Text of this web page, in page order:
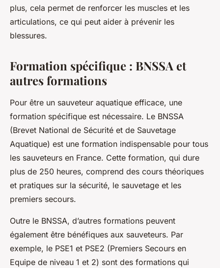
plus, cela permet de renforcer les muscles et les
articulations, ce qui peut aider à prévenir les
blessures.
Formation spécifique : BNSSA et
autres formations
Pour être un sauveteur aquatique efficace, une
formation spécifique est nécessaire. Le BNSSA
(Brevet National de Sécurité et de Sauvetage
Aquatique) est une formation indispensable pour tous
les sauveteurs en France. Cette formation, qui dure
plus de 250 heures, comprend des cours théoriques
et pratiques sur la sécurité, le sauvetage et les
premiers secours.
Outre le BNSSA, d’autres formations peuvent
également être bénéfiques aux sauveteurs. Par
exemple, le PSE1 et PSE2 (Premiers Secours en
Equipe de niveau 1 et 2) sont des formations qui